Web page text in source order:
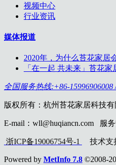
视频中心
行业资讯
媒体报道
2020年，为什么苔花家居
「在一起 共未来」苔花
全国服务热线:+86-15996906008
版权所有：杭州苔花家居科技
E-mail：wll@huqiancn.com 服务
浙ICP备19006754号-1 技术支
Powered by MetInfo 7.8 ©2008-